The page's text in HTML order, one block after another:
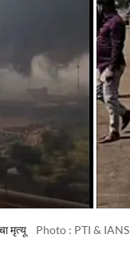
मृत्यू Photo : PTI & IANS